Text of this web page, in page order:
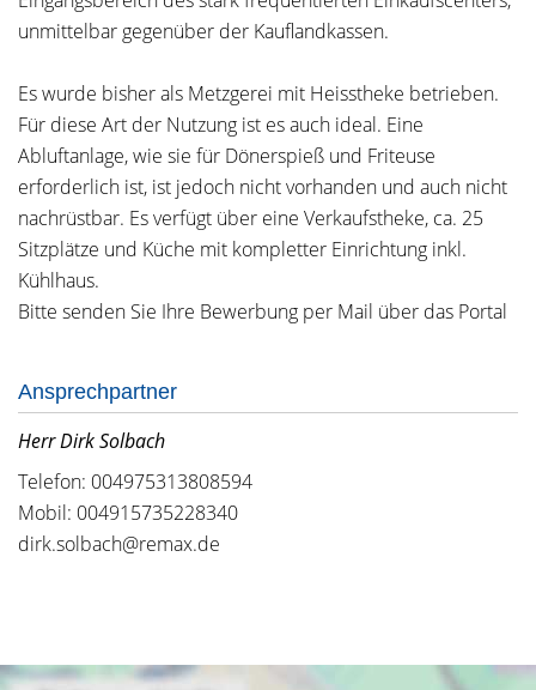
unmittelbar gegenüber der Kauflandkassen.
Es wurde bisher als Metzgerei mit Heisstheke betrieben.
Für diese Art der Nutzung ist es auch ideal. Eine
Abluftanlage, wie sie für Dönerspieß und Friteuse
erforderlich ist, ist jedoch nicht vorhanden und auch nicht
nachrüstbar. Es verfügt über eine Verkaufstheke, ca. 25
Sitzplätze und Küche mit kompletter Einrichtung inkl.
Kühlhaus.
Bitte senden Sie Ihre Bewerbung per Mail über das Portal
Ansprechpartner
Herr Dirk Solbach
Telefon: 004975313808594
Mobil: 004915735228340
dirk.solbach@remax.de